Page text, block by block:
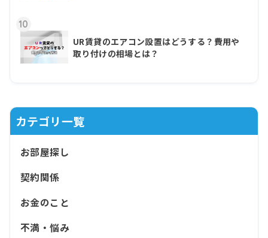
10
UR賃貸のエアコン設置はどうする？費用や
取り付けの相場とは？
カテゴリ一覧
お部屋探し
契約関係
お金のこと
不満・悩み